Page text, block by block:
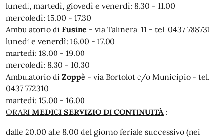
lunedì, martedì, giovedì e venerdì: 8.30 - 11.00
mercoledì: 15.00 - 17.30
Ambulatorio di Fusine - via Talinera, 11 - tel. 0437 788731
lunedì e venerdì: 16.00 - 17.00
martedì: 18.00 - 19.00
mercoledì: 8.30 - 10.30
Ambulatorio di Zoppè - via Bortolot c/o Municipio - tel.
0437 772310
martedì: 15.00 - 16.00
ORARI MEDICI SERVIZIO DI CONTINUITÀ :
dalle 20.00 alle 8.00 del giorno feriale successivo (nei